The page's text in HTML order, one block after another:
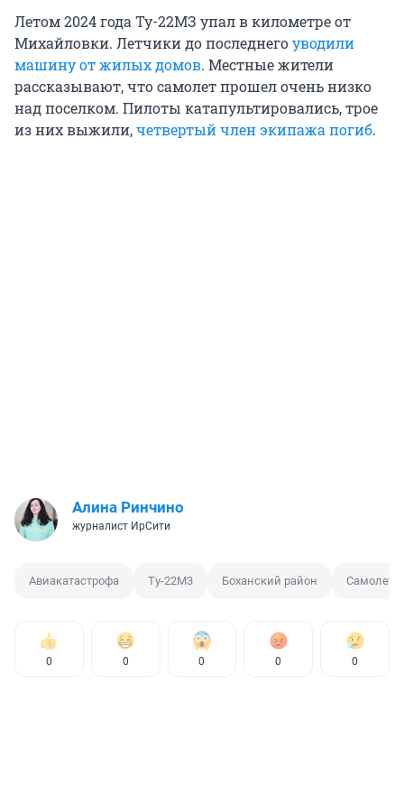
Летом 2024 года Ту-22МЗ упал в километре от
Михайловки. Летчики до последнегоуводили
машину от жилых домов. Местные жители
рассказывают, что самолет прошел очень низко
над поселком. Пилоты катапультировались, трое
из них выжили,четвертый член экипажа погиб.
Алина Ринчино
журналист ИрСити
Авиакатастрофа Ту-22М3 Боханский район Самолет
0 0 0 0 0